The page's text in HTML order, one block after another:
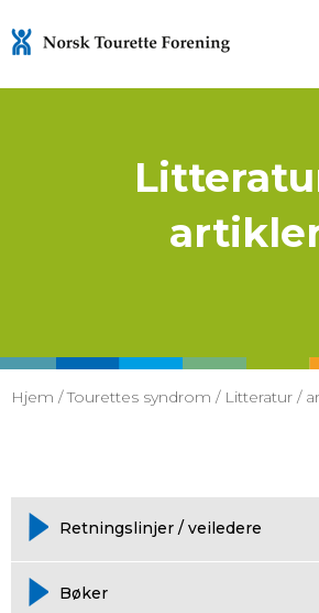
Hjem /Tourettes syndrom / Litteratur /
Retningslinjer / veiledere
Bøker